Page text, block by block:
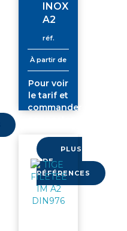
INOX
A2
réf.
À partir de
Pour voir
le tarif et
commander
PLUS
DE
RÉFÉRENCES